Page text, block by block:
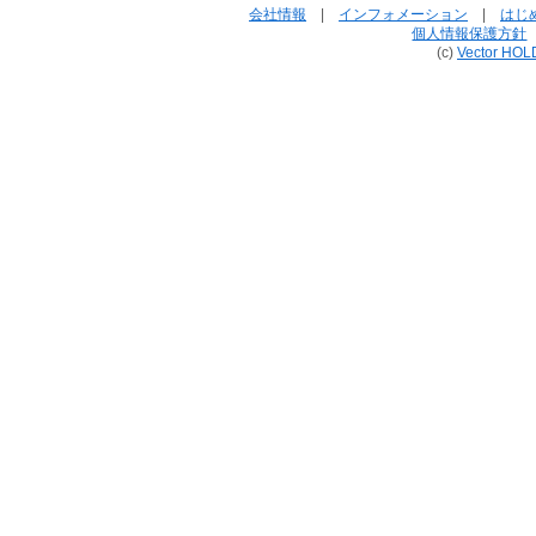
会社情報 | インフォメーション | はじ
個人情報保護方針
(c) Vector